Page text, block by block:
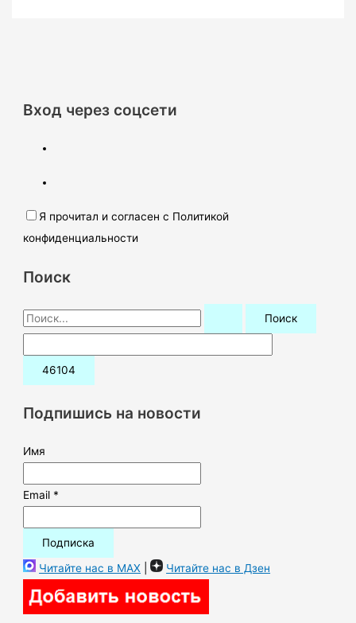
Вход через соцсети
Я прочитал и согласен с Политикой
конфиденциальности
Поиск
П
о
и
:Подпишись на новости
Имя
Email *
Читайте нас в MAX | Читайте нас в Дзен